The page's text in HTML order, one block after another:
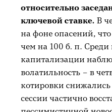
относительно
ключевой ставке. В
на фоне опасений,
чем на 100 б. п.
капитализации
волатильность – в
котировки
сессии частично